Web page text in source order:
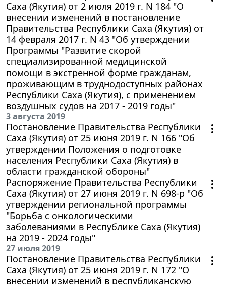
Саха (Якутия) от 2 июля 2019 г. N 184 "О
внесении изменений в постановление
Правительства Республики Саха (Якутия) от
14 февраля 2017 г. N 43 "Об утверждении
Программы "Развитие скорой
специализированной медицинской
помощи в экстренной форме гражданам,
проживающим в труднодоступных районах
Республики Саха (Якутия), с применением
воздушных судов на 2017 - 2019 годы"
3 августа 2019
Постановление Правительства Республики
Саха (Якутия) от 25 июня 2019 г. N 166 "Об
утверждении Положения о подготовке
населения Республики Саха (Якутия) в
области гражданской обороны"
Распоряжение Правительства Республики
Саха (Якутия) от 27 июня 2019 г. N 698-р "Об
утверждении региональной программы
"Борьба с онкологическими
заболеваниями в Республике Саха (Якутия)
на 2019 - 2024 годы"
27 июля 2019
Постановление Правительства Республики
Саха (Якутия) от 25 июня 2019 г. N 172 "О
внесении изменений в республиканскую